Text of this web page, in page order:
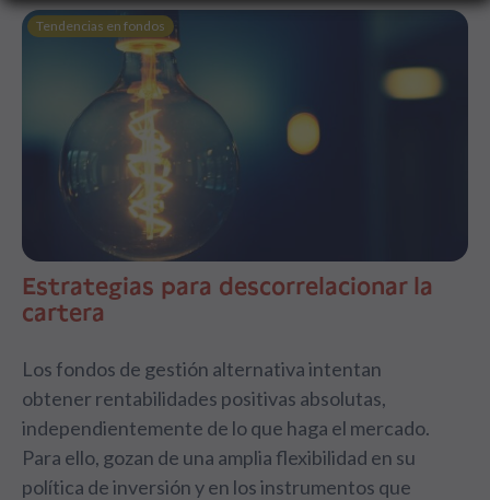
Tendencias en fondos
Estrategias para descorrelacionar la
cartera
Los fondos de gestión alternativa intentan
obtener rentabilidades positivas absolutas,
independientemente de lo que haga el mercado.
Para ello, gozan de una amplia flexibilidad en su
política de inversión y en los instrumentos que